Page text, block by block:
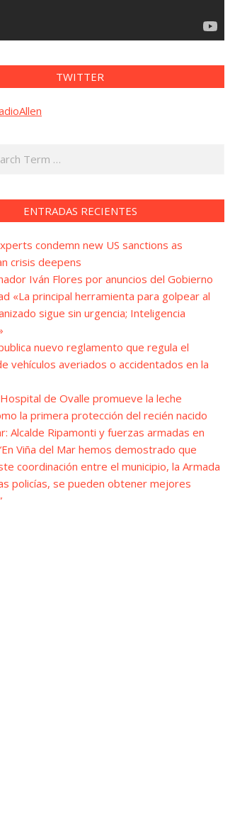
TWITTER
ENTRADAS RECIENTES
condemn new US sanctions as
crisis deepens
Iván Flores por anuncios del Gobierno
«La principal herramienta para golpear al
sigue sin urgencia; Inteligencia
nuevo reglamento que regula el
vehículos averiados o accidentados en la
de Ovalle promueve la leche
la primera protección del recién nacido
Alcalde Ripamonti y fuerzas armadas en
Viña del Mar hemos demostrado que
coordinación entre el municipio, la Armada
policías, se pueden obtener mejores